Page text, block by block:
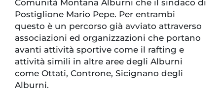
Comunità Montana Alburni che il sindaco di
Postiglione Mario Pepe. Per entrambi
questo è un percorso già avviato attraverso
associazioni ed organizzazioni che portano
avanti attività sportive come il rafting e
attività simili in altre aree degli Alburni
come Ottati, Controne, Sicignano degli
Alburni.